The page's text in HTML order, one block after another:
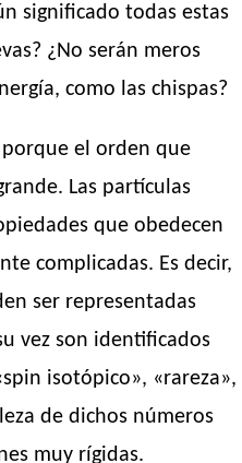
significado todas estas
¿No serán meros
como las chispas?
el orden que
Las partículas
que obedecen
complicadas. Es decir,
ser representadas
vez son identificados
isotópico», «rareza»,
de dichos números
muy rígidas.